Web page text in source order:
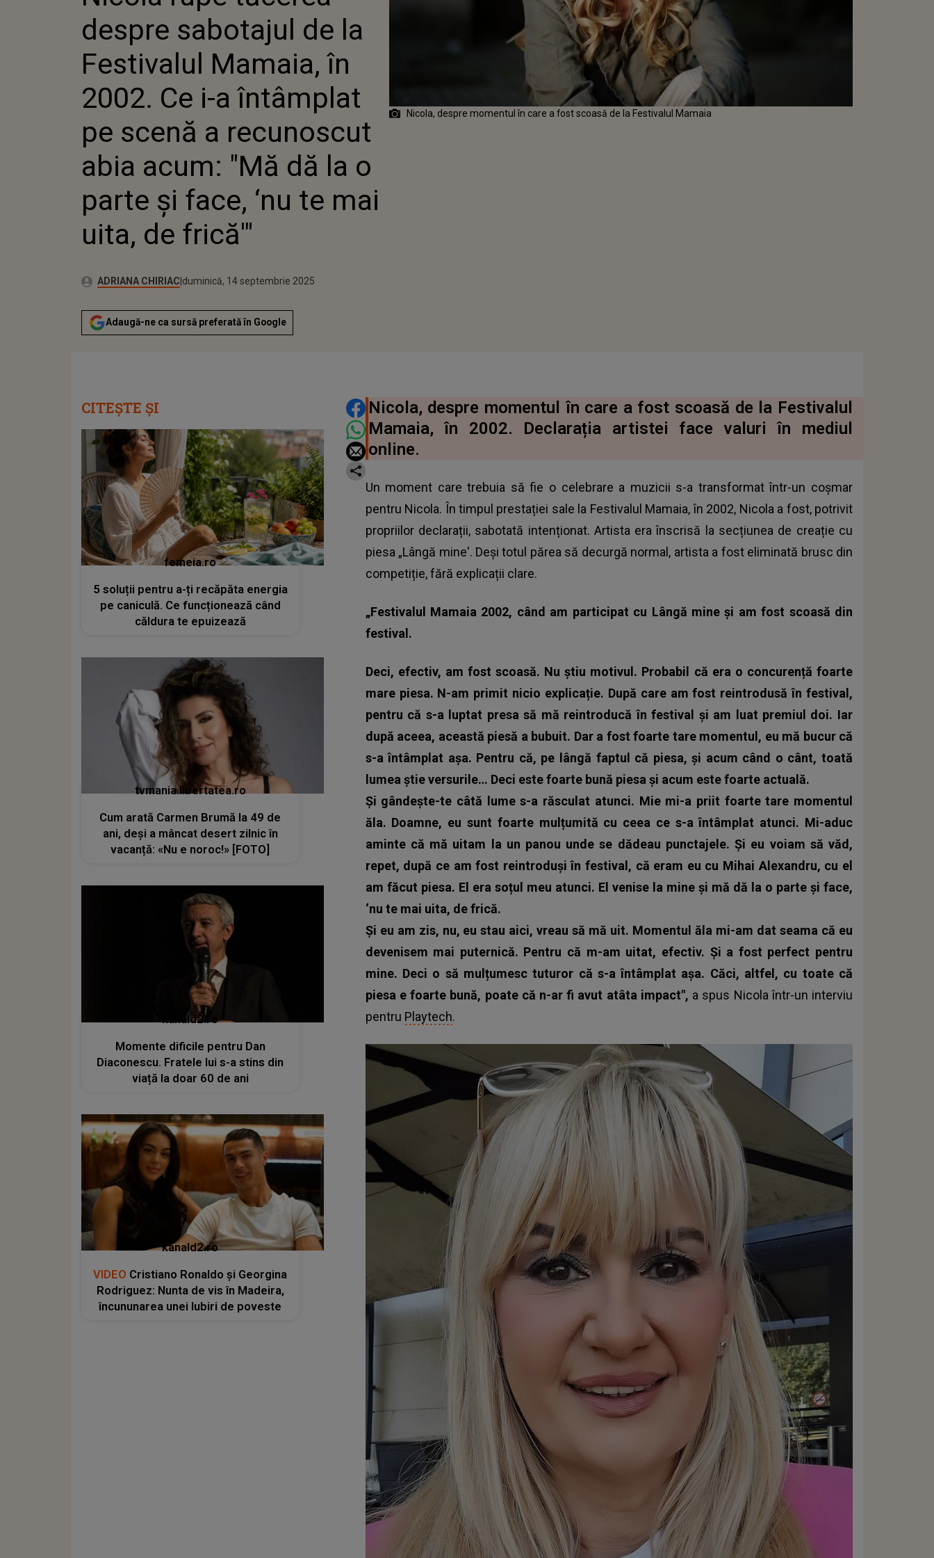
MAMAIA, ÎN 2002. CE I-A
ÎNTÂMPLAT PE SCENĂ A
RECUNOSCUT ABIA
ACUM: "MĂ DĂ LA O
PARTE ȘI FACE, ‘NU TE
MAI UITA, DE FRICĂ'"
despre sabotajul de la
Festivalul Mamaia, în
2002. Ce i-a întâmplat
pe scenă a recunoscut
abia acum: "Mă dă la o
parte și face, ‘nu te mai
uita, de frică'"
Autor:ADRIANA CHIRIAC Publicat:
duminică, 14 septembrie 2025
Adaugă-ne ca sursă preferată în Google
Nicola, despre momentul în care a fost scoasă de la Festivalul Mamaia
DISTRIBUIE ARTICOLUL
Nicola, despre momentul în care a fost scoasă de la Festivalul
Mamaia, în 2002. Declarația artistei face valuri în mediul
online.
Un moment care trebuia să fie o celebrare a muzicii s-a transformat într-un coșmar
pentru Nicola. În timpul prestației sale la Festivalul Mamaia, în 2002, Nicola a fost, potrivit
propriilor declarații, sabotată intenționat. Artista era înscrisă la secțiunea de creație cu
piesa „Lângă mine'. Deși totul părea să decurgă normal, artista a fost eliminată brusc din
competiție, fără explicații clare.
„Festivalul Mamaia 2002, când am participat cu Lângă mine și am fost scoasă din
festival.
Deci, efectiv, am fost scoasă. Nu știu motivul. Probabil că era o concurență foarte
mare piesa. N-am primit nicio explicație. După care am fost reintrodusă în festival,
pentru că s-a luptat presa să mă reintroducă în festival și am luat premiul doi. Iar
după aceea, această piesă a bubuit. Dar a fost foarte tare momentul, eu mă bucur că
s-a întâmplat așa. Pentru că, pe lângă faptul că piesa, și acum când o cânt, toată
lumea știe versurile… Deci este foarte bună piesa și acum este foarte actuală.
Și gândește-te câtă lume s-a răsculat atunci. Mie mi-a priit foarte tare momentul
ăla. Doamne, eu sunt foarte mulțumită cu ceea ce s-a întâmplat atunci. Mi-aduc
aminte că mă uitam la un panou unde se dădeau punctajele. Și eu voiam să văd,
repet, după ce am fost reintroduși în festival, că eram eu cu Mihai Alexandru, cu el
am făcut piesa. El era soțul meu atunci. El venise la mine și mă dă la o parte și face,
‘nu te mai uita, de frică.
Și eu am zis, nu, eu stau aici, vreau să mă uit. Momentul ăla mi-am dat seama că eu
devenisem mai puternică. Pentru că m-am uitat, efectiv. Și a fost perfect pentru
mine. Deci o să mulțumesc tuturor că s-a întâmplat așa. Căci, altfel, cu toate că
piesa e foarte bună, poate că n-ar fi avut atâta impact", a spus Nicola într-un interviu
pentru Playtech.
CITEȘTE ȘI
femeia.ro
5 soluții pentru a-ți recăpăta energia
pe caniculă. Ce funcționează când
căldura te epuizează
tvmania.libertatea.ro
Cum arată Carmen Brumă la 49 de
ani, deși a mâncat desert zilnic în
vacanță: «Nu e noroc!» [FOTO]
kanald2.ro
Momente dificile pentru Dan
Diaconescu. Fratele lui s-a stins din
viață la doar 60 de ani
kanald2.ro
VIDEO Cristiano Ronaldo și Georgina
Rodriguez: Nunta de vis în Madeira,
încununarea unei Iubiri de poveste